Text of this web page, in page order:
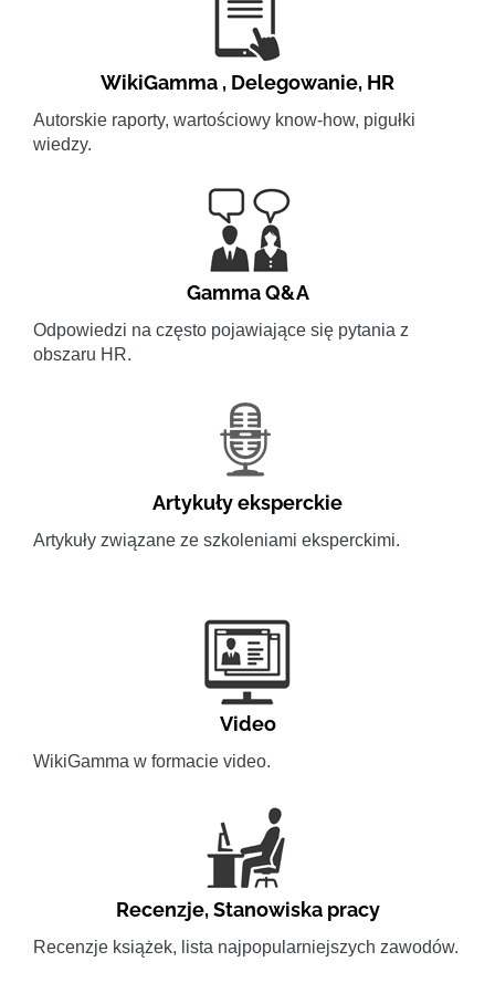
WikiGamma , Delegowanie, HR
Autorskie raporty, wartościowy know-how, pigułki
wiedzy.
Gamma Q&A
Odpowiedzi na często pojawiające się pytania z
obszaru HR.
Artykuły eksperckie
Artykuły związane ze szkoleniami eksperckimi.
Video
WikiGamma w formacie video.
Recenzje,Stanowiska pracy
Recenzje książek, lista najpopularniejszych zawodów.